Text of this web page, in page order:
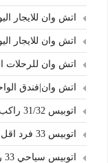
اتش وان للايجار
اتش وان للايجار
اتش وان للرحلات
اتش وان|فندق
اتوبيس 31/32 راكب الي الغردقة
اتوبيس 33 فرد اقل سعر للايجار
اتوبيس سياحي 33 راكب